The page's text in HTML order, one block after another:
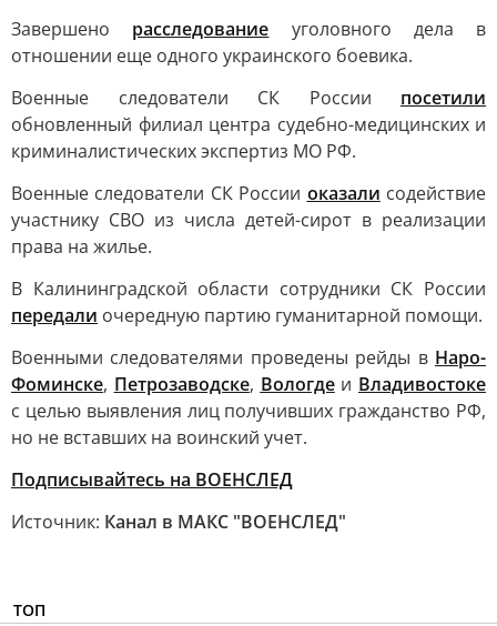
Завершено расследование уголовного дела в
отношении еще одного украинского боевика.
Военные следователи СК России посетили
обновленный филиал центра судебно-медицинских и
криминалистических экспертиз МО РФ.
Военные следователи СК России оказали содействие
участнику СВО из числа детей-сирот в реализации
права на жилье.
В Калининградской области сотрудники СК России
передали очередную партию гуманитарной помощи.
Военными следователями проведены рейды в Наро-
Фоминске, Петрозаводске, Вологдеи Владивостоке
с целью выявления лиц получивших гражданство РФ,
но не вставших на воинский учет.
Подписывайтесь на ВОЕНСЛЕД
Источник: Канал в МАКС "ВОЕНСЛЕД"
ТОП